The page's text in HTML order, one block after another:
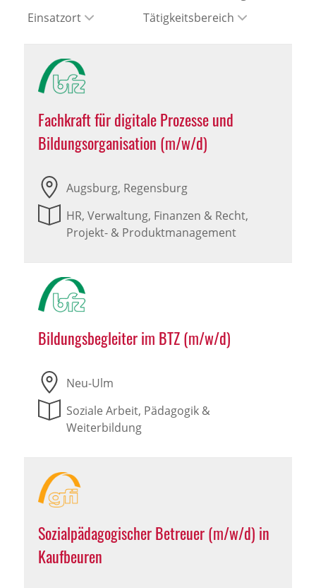
Einsatzort
Tätigkeitsbereich
Fachkraft für digitale Prozesse und
Bildungsorganisation (m/w/d)
Augsburg, Regensburg
HR, Verwaltung, Finanzen & Recht,
Projekt- & Produktmanagement
Bildungsbegleiter im BTZ (m/w/d)
Neu-Ulm
Soziale Arbeit, Pädagogik &
Weiterbildung
Sozialpädagogischer Betreuer (m/w/d) in
Kaufbeuren